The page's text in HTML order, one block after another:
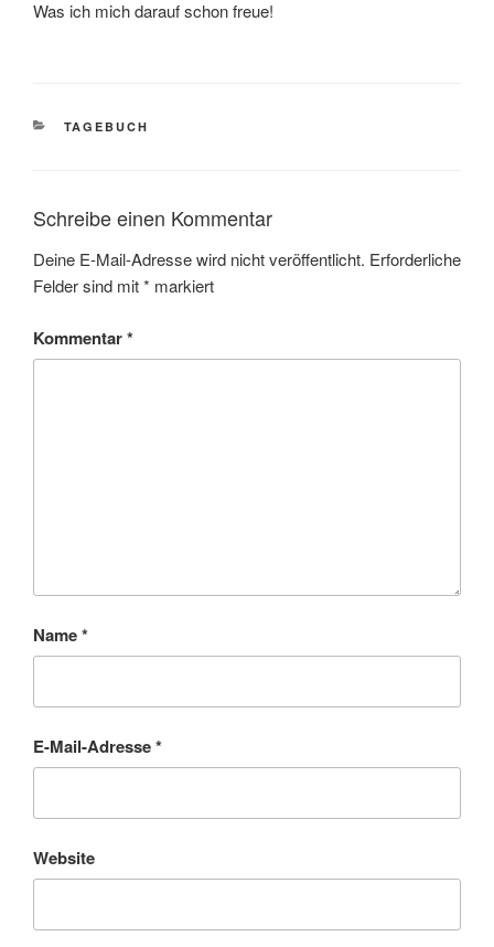
Was ich mich darauf schon freue!
KATEGORIEN
TAGEBUCH
Schreibe einen Kommentar
Deine E-Mail-Adresse wird nicht veröffentlicht. Erforderliche
Felder sind mit* markiert
Kommentar*
Name*
E-Mail-Adresse*
Website